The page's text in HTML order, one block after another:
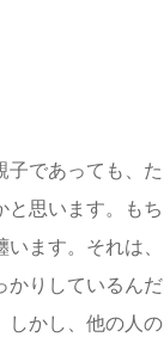
子であっても、た
と思います。もち
ます。それは、
かりしているんだ
しかし、他の人の